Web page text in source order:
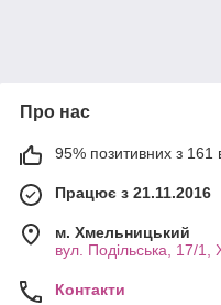
Про нас
95% позитивних з 161
Працює з 21.11.2016
м. Хмельницький
вул. Подільська, 17/1,
Контакти